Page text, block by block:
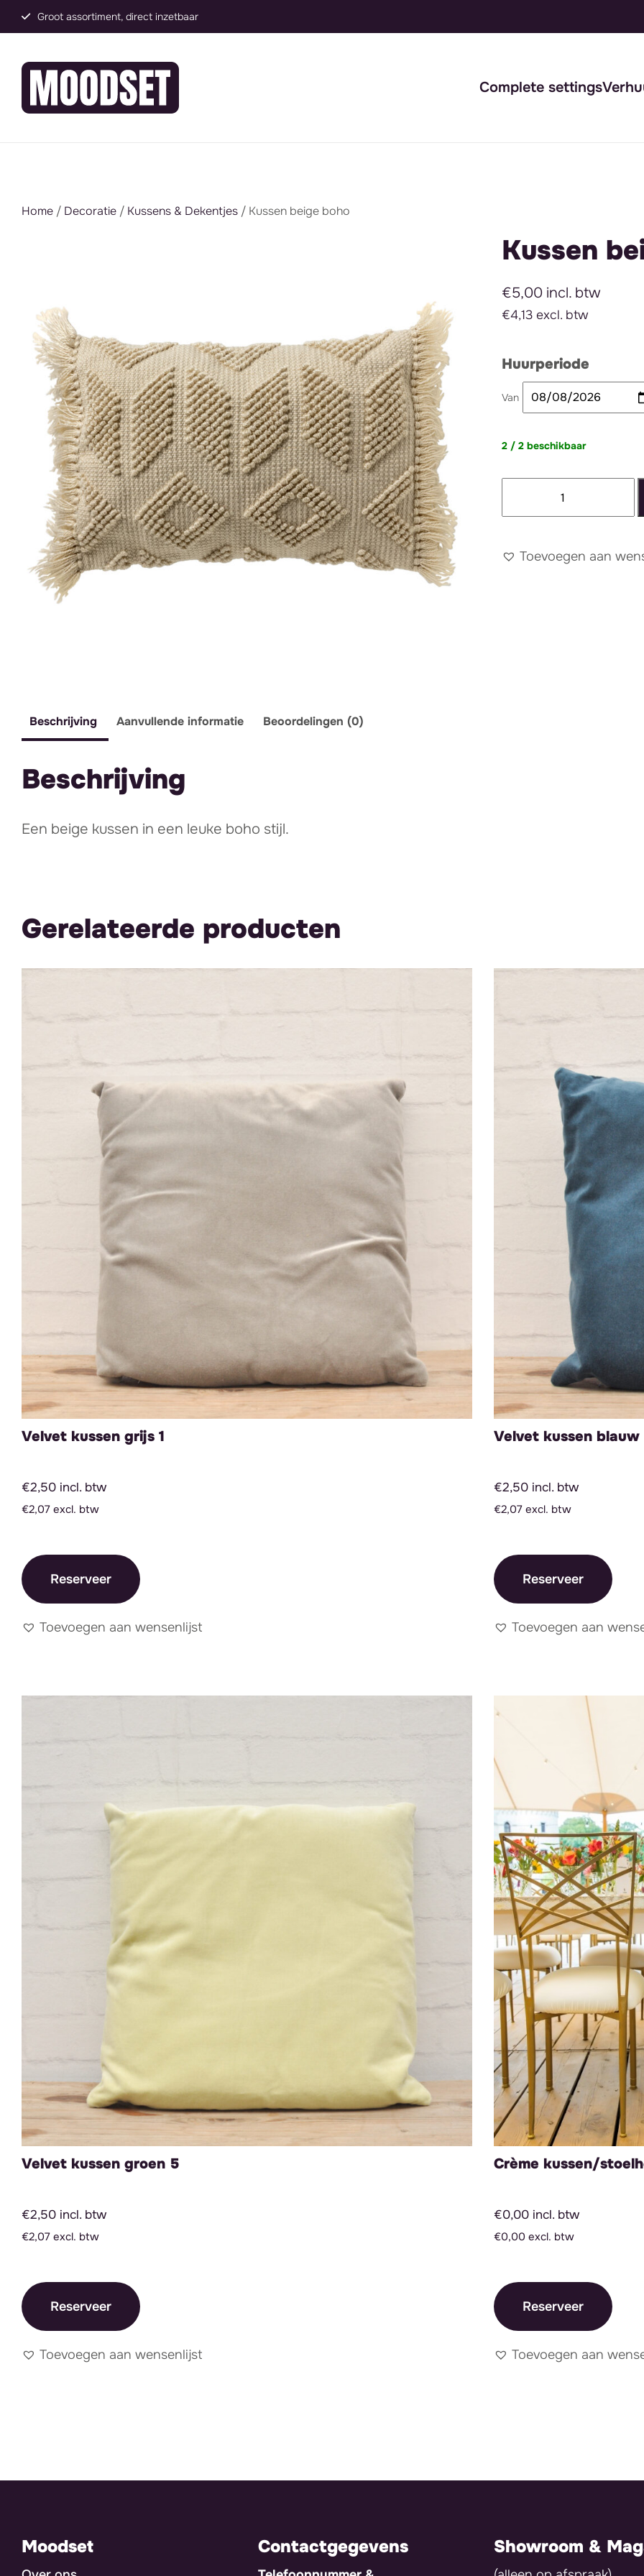
Groot assortiment, direct inzetbaar
Complete settings
Home / Decoratie / Kussens & Dekentjes / Kussen beige boho
Kussen
€5,00 incl. btw
€4,13 excl. btw
Huurperiode
Van
2 / 2 beschikbaar
aantal
Toevoegen aan
Beschrijving Aanvullende informatie Beoordelingen (0)
Beschrijving
Een beige kussen in een leuke boho stijl.
Gerelateerde producten
Velvet kussen grijs 1
€2,50 incl. btw
€2,07 excl. btw
Reserveer
Toevoegen aan wensenlijst
Velvet kussen blauw
€2,50 incl. btw
€2,07 excl. btw
Reserveer
Toevoegen aan
Velvet kussen groen 5
€2,50 incl. btw
€2,07 excl. btw
Reserveer
Toevoegen aan wensenlijst
Crème kussen/
€0,00 incl. btw
€0,00 excl. btw
Reserveer
Toevoegen aan
Moodset Contactgegevens Showroom &